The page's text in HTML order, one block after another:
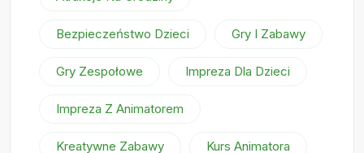
Bezpieczeństwo Dzieci Gry I Zabawy
Gry Zespołowe Impreza Dla Dzieci
Impreza Z Animatorem
Kreatywne Zabawy Kurs Animatora